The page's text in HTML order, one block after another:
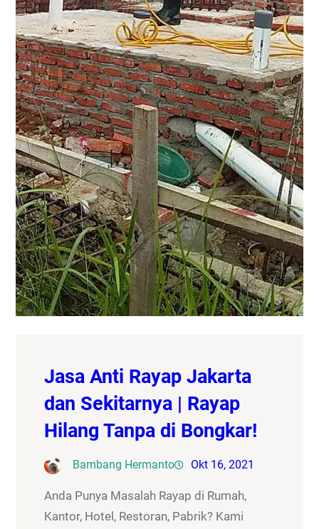
Jasa Anti Rayap Jakarta
dan Sekitarnya | Rayap
Hilang Tanpa di Bongkar!
Bambang Hermanto Okt 16, 2021
Anda Punya Masalah Rayap di Rumah,
Kantor, Hotel, Restoran, Pabrik? Kami